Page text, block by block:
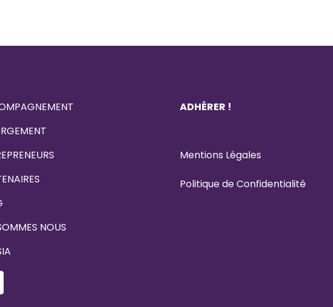
NOUS
ADHÉRER !
Mentions Légales
Politique de Confidentialité